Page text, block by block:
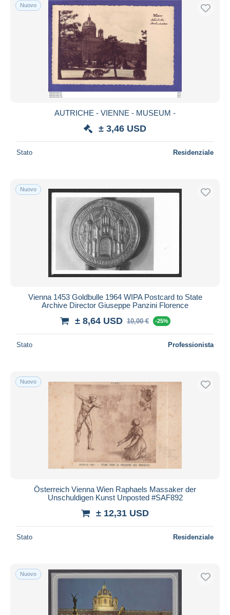
Nuovo
AUTRICHE - VIENNE - MUSEUM -
± 3,46 USD
Stato Residenziale
Nuovo
Vienna 1453 Goldbulle 1964 WIPA Postcard to State
Archive Director Giuseppe Panzini Florence
± 8,64 USD 10,00 € -25%
Stato Professionista
Nuovo
Österreich Vienna Wien Raphaels Massaker der
Unschuldigen Kunst Unposted #SAF892
± 12,31 USD
Stato Residenziale
Nuovo